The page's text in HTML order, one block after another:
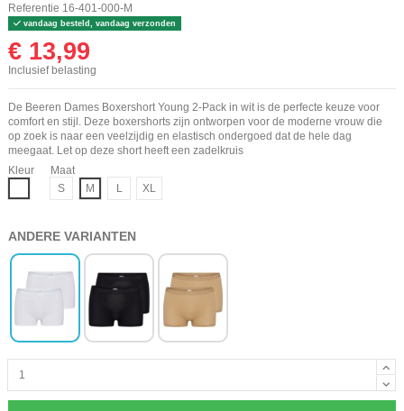
Referentie 16-401-000-M
vandaag besteld, vandaag verzonden
€ 13,99
Inclusief belasting
De Beeren Dames Boxershort Young 2-Pack in wit is de perfecte keuze voor
comfort en stijl. Deze boxershorts zijn ontworpen voor de moderne vrouw die
op zoek is naar een veelzijdig en elastisch ondergoed dat de hele dag
meegaat. Let op deze short heeft een zadelkruis
Kleur
Maat
S
M L XL
ANDERE VARIANTEN